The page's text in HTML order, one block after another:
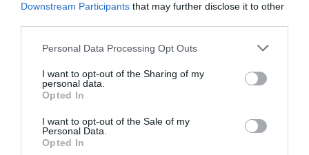
Downstream Participants that may further disclose it to other
Please note that this website/app uses one or more Google
not limited to your visit or usage behaviour. You may click to
grant or deny consent to Google and its third-party tags to
use your data for below specified purposes in below Google
consent section.
Personal Data Processing Opt Outs
I want to opt-out of the Sharing of my
personal data.
Opted In
I want to opt-out of the Sale of my
Personal Data.
Opted In
Mindketten meghalnak a végén - Adam
Silvera
Mit tennél, ha tudnád, hogy már csak egyetlen nap létezik
számodra, utána mindennek vége? Valószínűleg nem
szeretnél egyedül lenni. Ennek a regénynek a világában
létezik egy alkalmazás, amely segítségével két fiatal, az
utolsó napjukon társaságot nyújthatnak egymás számára,
Rufus és Mateo az Utolsó Barát applikáció révén